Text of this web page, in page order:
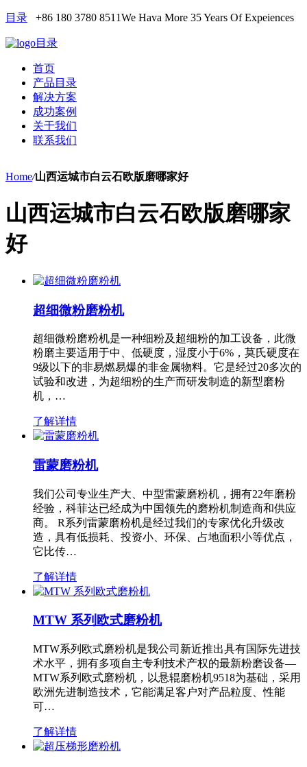
目录 +86 180 3780 8511We Hava More 35 Years Of Expeiences
目录
首页
产品目录
解决方案
成功案例
关于我们
联系我们
Home/山西运城市白云石欧版磨哪家好
山西运城市白云石欧版磨哪家
好
超细微粉磨粉机
超细微粉磨粉机是一种细粉及超细粉的加工设备，此微
粉磨主要适用于中、低硬度，湿度小于6%，莫氏硬度在
9级以下的非易燃易爆的非金属物料。它是经过20多次的
试验和改进，为超细粉的生产而研发制造的新型磨粉
机，…
了解详情
雷蒙磨粉机
我们公司专业生产大、中型雷蒙磨粉机，拥有22年磨粉
经验，科菲达已经成为中国领先的磨粉机制造商和供应
商。 R系列雷蒙磨粉机是经过我们的专家优化升级改
造，具有低损耗、投资小、环保、占地面积小等优点，
它比传…
了解详情
MTW 系列欧式磨粉机
MTW系列欧式磨粉机是我公司新近推出具有国际先进技
术水平，拥有多项自主专利技术产权的最新粉磨设备—
MTW系列欧式磨粉机，以悬辊磨粉机9518为基础，采用
欧洲先进制造技术，它能满足客户对产品粒度、性能
可…
了解详情